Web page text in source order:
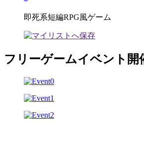
即死系短編RPG風ゲーム
フリーゲームイベント開